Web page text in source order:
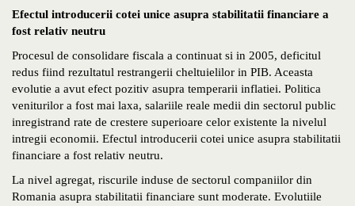
Efectul introducerii cotei unice asupra stabilitatii financiare a
fost relativ neutru
Procesul de consolidare fiscala a continuat si in 2005, deficitul
redus fiind rezultatul restrangerii cheltuielilor in PIB. Aceasta
evolutie a avut efect pozitiv asupra temperarii inflatiei. Politica
veniturilor a fost mai laxa, salariile reale medii din sectorul public
inregistrand rate de crestere superioare celor existente la nivelul
intregii economii. Efectul introducerii cotei unice asupra stabilitatii
financiare a fost relativ neutru.
La nivel agregat, riscurile induse de sectorul companiilor din
Romania asupra stabilitatii financiare sunt moderate. Evolutiile